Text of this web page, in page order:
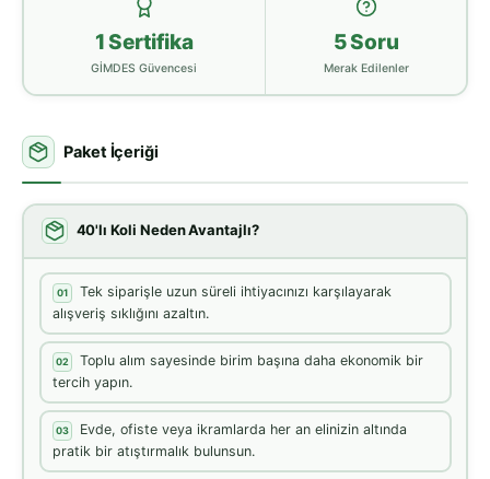
1 Sertifika
GİMDES Güvencesi
5 Soru
Merak Edilenler
Paket İçeriği
40'lı Koli Neden Avantajlı?
01
Tek siparişle uzun süreli ihtiyacınızı karşılayarak
alışveriş sıklığını azaltın.
02
Toplu alım sayesinde birim başına daha ekonomik bir
tercih yapın.
03
Evde, ofiste veya ikramlarda her an elinizin altında
pratik bir atıştırmalık bulunsun.